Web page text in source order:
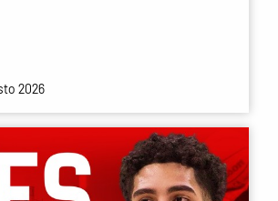
2026